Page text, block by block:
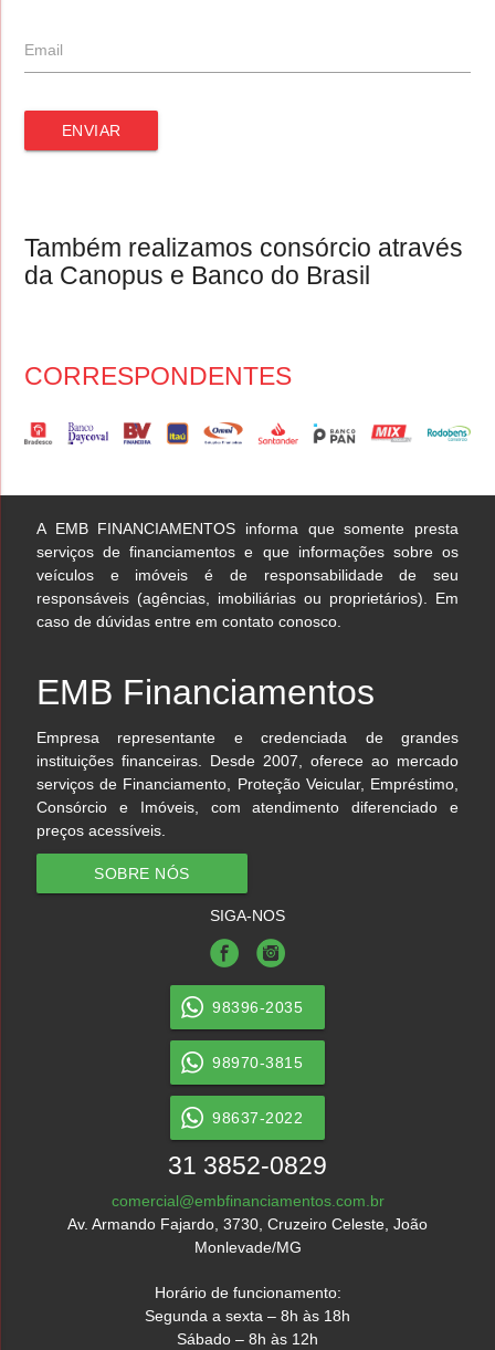
Email
ENVIAR
Também realizamos consórcio através
da Canopus e Banco do Brasil
CORRESPONDENTES
A EMB FINANCIAMENTOS informa que somente presta
serviços de financiamentos e que informações sobre os
veículos e imóveis é de responsabilidade de seu
responsáveis (agências, imobiliárias ou proprietários). Em
caso de dúvidas entre em contato conosco.
EMB Financiamentos
Empresa representante e credenciada de grandes
instituições financeiras. Desde 2007, oferece ao mercado
serviços de Financiamento, Proteção Veicular, Empréstimo,
Consórcio e Imóveis, com atendimento diferenciado e
preços acessíveis.
SOBRE NÓS
SIGA-NOS
98396-2035
98970-3815
98637-2022
31 3852-0829
comercial@embfinanciamentos.com.br
Av. Armando Fajardo, 3730, Cruzeiro Celeste, João
Monlevade/MG
Horário de funcionamento:
Segunda a sexta – 8h às 18h
Sábado – 8h às 12h